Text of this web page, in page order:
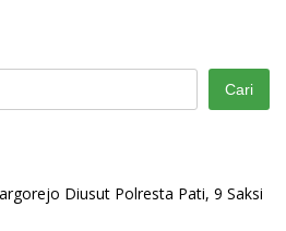
Cari
Diusut Polresta Pati, 9 Saksi